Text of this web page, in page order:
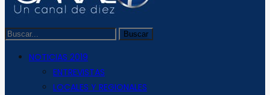
NOTICIAS 2019
ENTREVISTAS
LOCALES Y REGIONALES